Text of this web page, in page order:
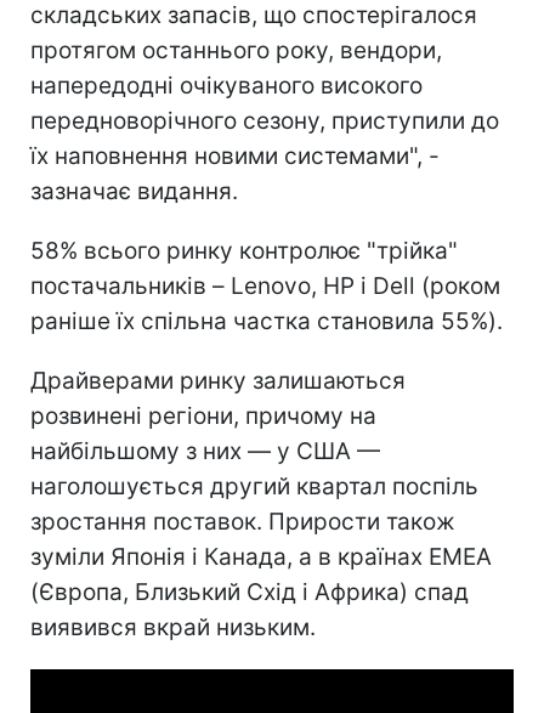
складських запасів, що спостерігалося
протягом останнього року, вендори,
напередодні очікуваного високого
передноворічного сезону, приступили до
їх наповнення новими системами", -
зазначає видання.
58% всього ринку контролює "трійка"
постачальників – Lenovo, HP і Dell (роком
раніше їх спільна частка становила 55%).
Драйверами ринку залишаються
розвинені регіони, причому на
найбільшому з них — у США —
наголошується другий квартал поспіль
зростання поставок. Прирости також
зуміли Японія і Канада, а в країнах EMEA
(Європа, Близький Схід і Африка) спад
виявився вкрай низьким.